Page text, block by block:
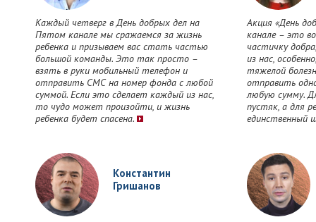
Каждый четверг в День добрых дел на
Пятом канале мы сражаемся за жизнь
ребенка и призываем вас стать частью
большой команды. Это так просто –
взять в руки мобильный телефон и
отправить СМС на номер фонда с любой
суммой. Если это сделает каждый из нас,
то чудо может произойти, и жизнь
ребенка будет спасена.
Акция «День
канале – это
частичку
из нас,
тяжелой
отправить
любую сумму.
пустяк, а для
единственный
Константин
Гришанов